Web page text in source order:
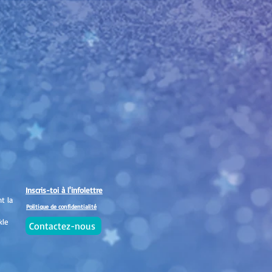
la
Inscris-toi à l'infolettre
Politique de confidentialité
Contactez-nous